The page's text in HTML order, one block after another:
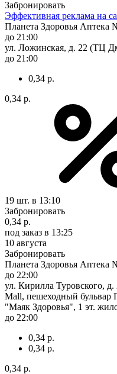
Забронировать
Эффективная реклама на
Планета Здоровья Аптека
до 21:00
ул. Ложинская, д. 22 (ТЦ
до 21:00
0,34 р.
0,34 р.
19 шт. в 13:10
Забронировать
0,34 р.
под заказ в 13:25
10 августа
Забронировать
Планета Здоровья Аптека
до 22:00
ул. Кирилла Туровского,
Mall, пешеходный бульвар
"Маяк Здоровья", 1 эт.
до 22:00
0,34 р.
0,34 р.
0,34 р.